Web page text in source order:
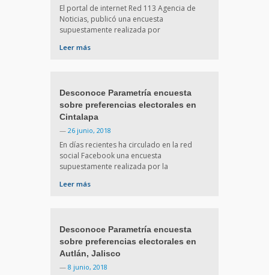
El portal de internet Red 113 Agencia de
Noticias, publicó una encuesta
supuestamente realizada por
Leer más
Desconoce Parametría encuesta
sobre preferencias electorales en
Cintalapa
— 26 junio, 2018
En días recientes ha circulado en la red
social Facebook una encuesta
supuestamente realizada por la
Leer más
Desconoce Parametría encuesta
sobre preferencias electorales en
Autlán, Jalisco
— 8 junio, 2018